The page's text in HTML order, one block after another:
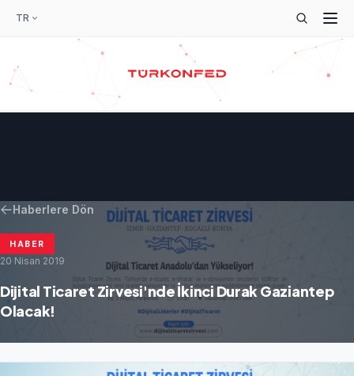
TR
Haberlere Dön
HABER
20 Nisan 2019
Dijital Ticaret Zirvesi'nde İkinci Durak Gaziantep
Olacak!